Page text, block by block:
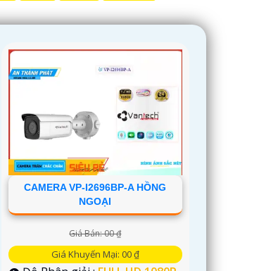
CAMERA VP-I2696BP-A HỒNG
NGOẠI
Giá Bán: 00 ₫
Giá Khuyến Mại: 00 ₫